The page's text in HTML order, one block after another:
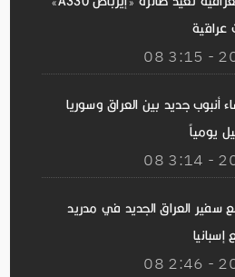
عراقية
أنبوب جديد بين العراق وسوريا
يومياً
سفير العراق الجديد في مدريد